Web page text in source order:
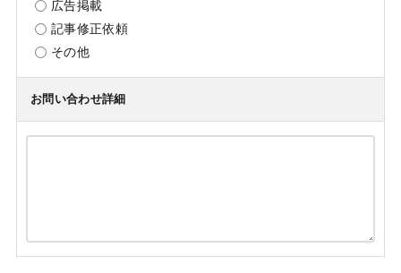
広告掲載
記事修正依頼
その他
お問い合わせ詳細